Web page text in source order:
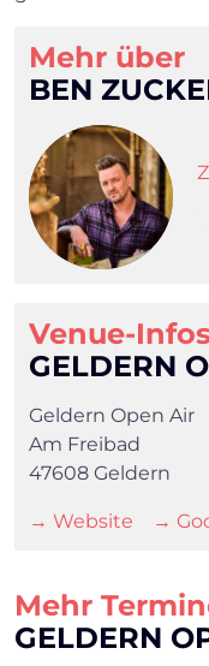
Mehr über
BEN
Venue-
GELDERN
Geldern Open Air
Am Freibad
47608 Geldern
→ Website →
Mehr
GELDERN